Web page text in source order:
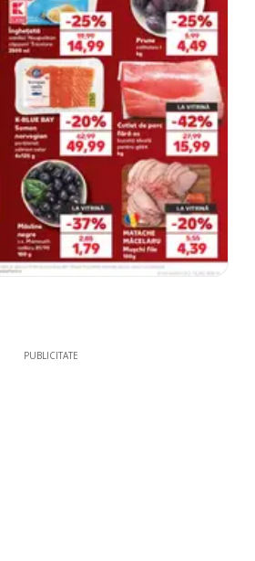
PUBLICITATE